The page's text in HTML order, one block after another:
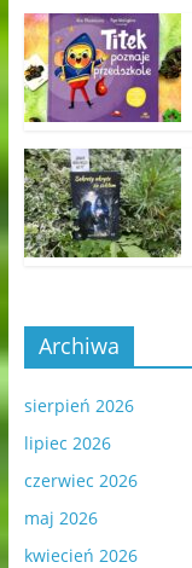
Archiwa
sierpień 2026
lipiec 2026
czerwiec 2026
maj 2026
kwiecień 2026